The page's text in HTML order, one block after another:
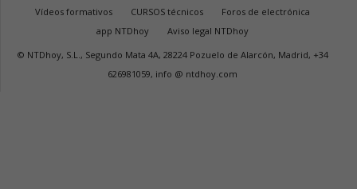
Vídeos formativos
CURSOS técnicos
Foros de electrónica
app NTDhoy
Aviso legal NTDhoy
© NTDhoy, S.L., Segundo Mata 4A, 28224 Pozuelo de Alarcón, Madrid, +34
626981059, info @ ntdhoy.com